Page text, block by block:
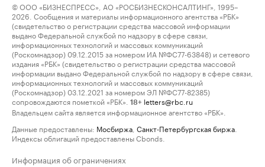
© ООО «БИЗНЕСПРЕСС», АО «РОСБИЗНЕСКОНСАЛТИНГ», 1995–
2026. Сообщения и материалы информационного агентства «РБК»
(свидетельство о регистрации средства массовой информации
выдано Федеральной службой по надзору в сфере связи,
информационных технологий и массовых коммуникаций
(Роскомнадзор) 09.12.2015 за номером ИА №ФС77-63848) и сетевого
издания «РБК» (свидетельство о регистрации средства массовой
информации выдано Федеральной службой по надзору в сфере связи,
информационных технологий и массовых коммуникаций
(Роскомнадзор) 03.12.2021 за номером ЭЛ №ФС77-82385)
сопровождаются пометкой «РБК».
18+ letters@rbc.ru
Владельцем сайта является информационное агентство «РБК».
Данные предоставлены: Мосбиржа Санкт-Петербургская биржа
Индексы облигаций предоставлены Cbonds.
Информация об ограничениях